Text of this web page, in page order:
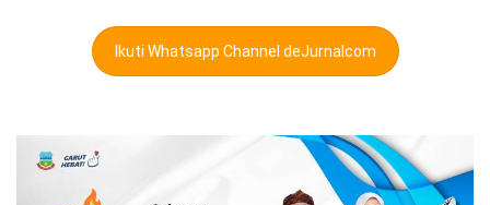
Ikuti Whatsapp Channel deJurnalcom